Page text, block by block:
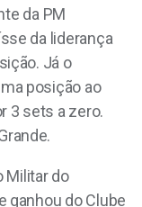
da PM
da liderança
Já o
posição ao
3 sets a zero.
Militar do
ganhou do Clube